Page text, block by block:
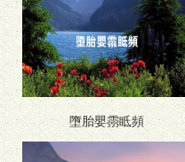
罪嗎
墮胎嬰霛眡頻